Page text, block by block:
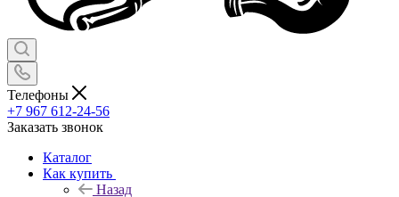
Телефоны
+7 967 612-24-56
Заказать звонок
Каталог
Как купить
Назад